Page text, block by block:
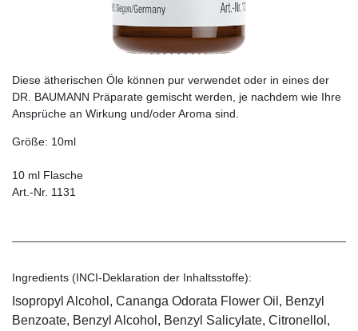
Diese ätherischen Öle können pur verwendet oder in eines der
DR. BAUMANN Präparate gemischt werden, je nachdem wie Ihre
Ansprüche an Wirkung und/oder Aroma sind.
Größe: 10ml
10 ml Flasche
Art.-Nr. 1131
Ingredients (INCI-Deklaration der Inhaltsstoffe):
Isopropyl Alcohol, Cananga Odorata Flower Oil, Benzyl
Benzoate, Benzyl Alcohol, Benzyl Salicylate, Citronellol,